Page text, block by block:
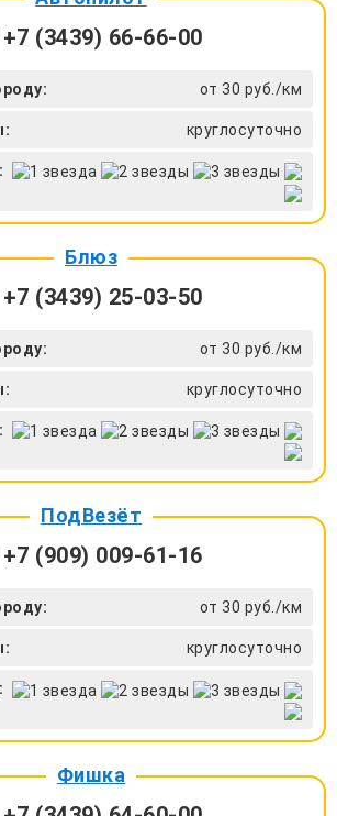
(3439) 66-66-00
от 30 руб./км
круглосуточно
Блюз
(3439) 25-03-50
от 30 руб./км
круглосуточно
ПодВезёт
(909) 009-61-16
от 30 руб./км
круглосуточно
Фишка